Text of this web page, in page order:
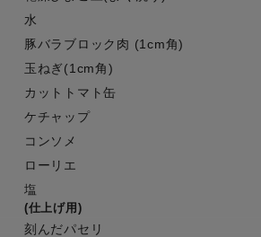
水
豚バラブロック肉 (1cm角)
玉ねぎ(1cm角)
カットトマト缶
ケチャップ
コンソメ
ローリエ
塩
(仕上げ用)
刻んだパセリ